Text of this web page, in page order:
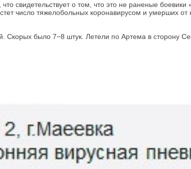
свидетельствует о том, что это не раненые
число тяжелобольных коронавирусом и умерших от
Скорых было 7−8 штук. Летели по Артема в сторону